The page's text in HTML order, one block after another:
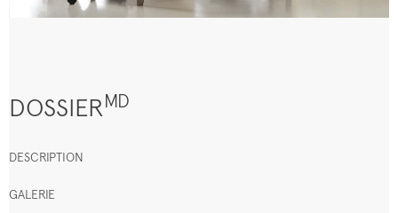
DOSSIERMD
DESCRIPTION
GALERIE